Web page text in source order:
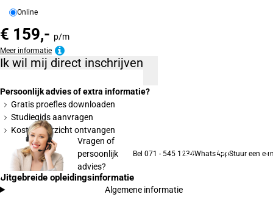
Online
€ 159,- p/m
Meer informatie
Ik wil mij direct inschrijven
Persoonlijk advies of extra informatie?
Gratis proefles downloaden
Studiegids aanvragen
Kostenoverzicht ontvangen
Vragen of
persoonlijk
advies?
Bel 071 - 545 1234WhatsAppStuur een e-
Uitgebreide opleidingsinformatie
Algemene informatie